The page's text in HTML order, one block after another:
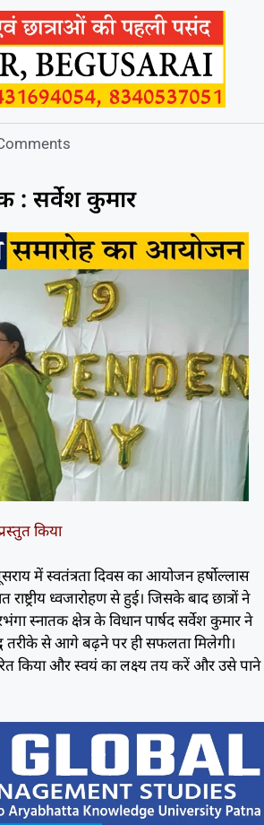
: सर्वेश कुमार
किया
में स्वतंत्रता दिवस का आयोजन हर्षोल्लास
ध्वजारोहण से हुई। जिसके बाद छात्रों ने
स्नातक क्षेत्र के विधान पार्षद सर्वेश कुमार ने
तरीके से आगे बढ़ने पर ही सफलता मिलेगी।
किया और स्वयं का लक्ष्य तय करें और उसे पाने